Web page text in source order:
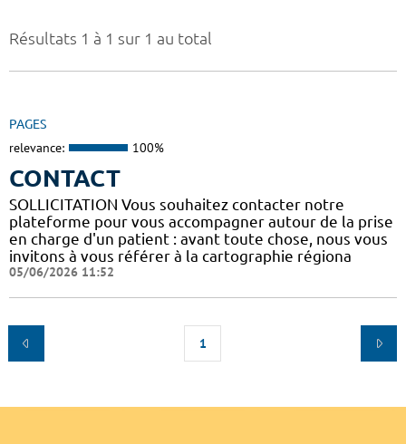
Résultats 1 à 1 sur 1 au total
PAGES
relevance: 100%
CONTACT
SOLLICITATION Vous souhaitez contacter notre
plateforme pour vous accompagner autour de la prise
en charge d'un patient : avant toute chose, nous vous
invitons à vous référer à la cartographie régiona
05/06/2026 11:52
1